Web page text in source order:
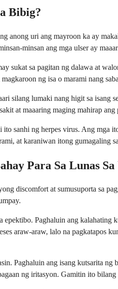
Bibig?
uri ang mayroon ka ay
minsan ang mga ulser ay
sukat sa pagitan ng dalawa at
ng isa o marami nang
silang lumaki nang higit sa isang
at maaaring maging mahirap ang
sanhi ng herpes virus. Ang mga
at karaniwan itong gumagaling
Para Sa Lunas
discomfort at sumusuporta sa
Paghaluin ang kalahating
araw-araw, lalo na pagkatapos
Paghaluin ang isang kutsarita
ng iritasyon. Gamitin ito